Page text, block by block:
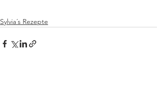
Sylvia´s Rezepte